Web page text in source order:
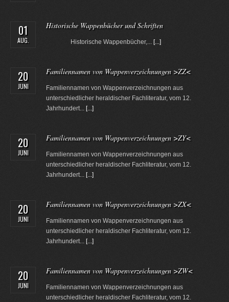
01
AUG.
Historische Wappenbücher und Schriften
Historische Wappenbücher,... [...]
20
JUNI
Familiennamen von Wappenverzeichnungen >ZZ<
Familiennamen von Wappenverzeichnungen aus
unterschiedlicher heraldischer Fachliteratur, vom 12.
Jahrhundert... [...]
20
JUNI
Familiennamen von Wappenverzeichnungen >ZY<
Familiennamen von Wappenverzeichnungen aus
unterschiedlicher heraldischer Fachliteratur, vom 12.
Jahrhundert... [...]
20
JUNI
Familiennamen von Wappenverzeichnungen >ZX<
Familiennamen von Wappenverzeichnungen aus
unterschiedlicher heraldischer Fachliteratur, vom 12.
Jahrhundert... [...]
20
JUNI
Familiennamen von Wappenverzeichnungen >ZW<
Familiennamen von Wappenverzeichnungen aus
unterschiedlicher heraldischer Fachliteratur, vom 12.